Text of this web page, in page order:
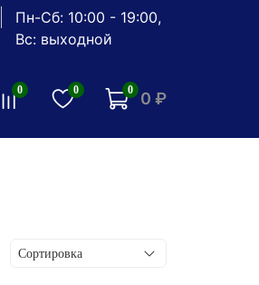
Пн-Сб: 10:00 - 19:00,
Вс: выходной
0 0 0 0 ₽